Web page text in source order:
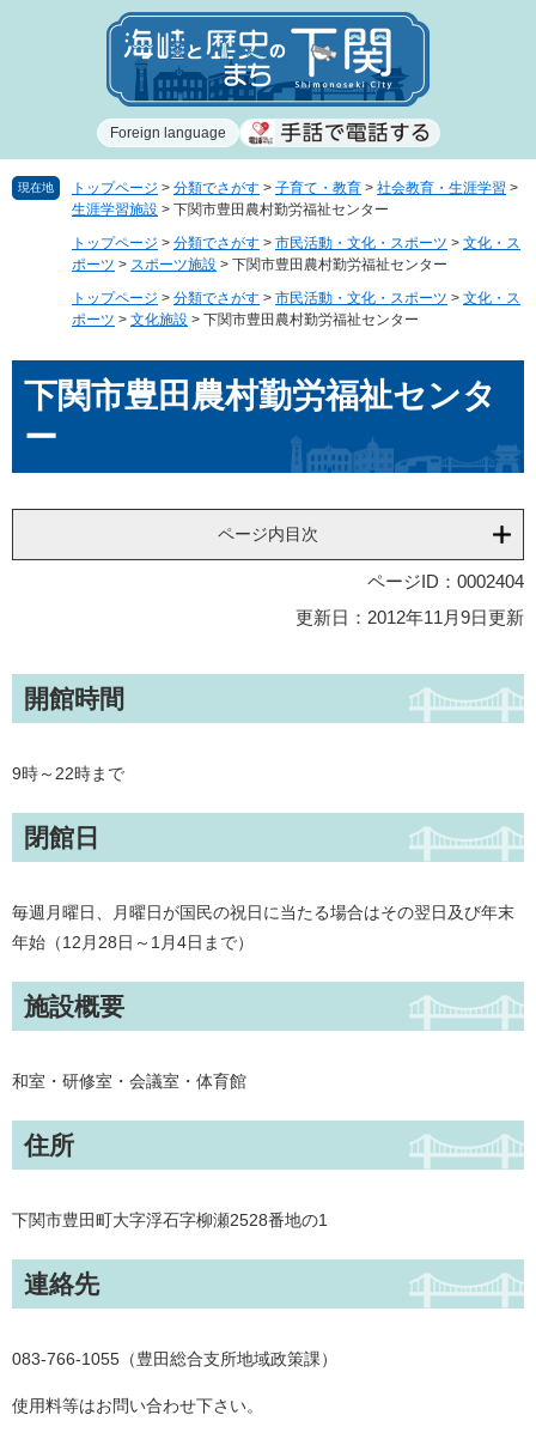
で
ば
Foreign language
現在地 トップページ > 分類でさがす > 子育て・教育 > 社会教育・生涯学習 >
生涯学習施設 > 下関市豊田農村勤労福祉センター
トップページ > 分類でさがす > 市民活動・文化・スポーツ > 文化・ス
ポーツ > スポーツ施設 > 下関市豊田農村勤労福祉センター
トップページ > 分類でさがす > 市民活動・文化・スポーツ > 文化・ス
ポーツ > 文化施設 > 下関市豊田農村勤労福祉センター
下関市豊田農村勤労福祉センタ
ー
ページ内目次
ページID：0002404
更新日：2012年11月9日更新
開館時間
9時～22時まで
閉館日
毎週月曜日、月曜日が国民の祝日に当たる場合はその翌日及び年末
年始（12月28日～1月4日まで）
施設概要
和室・研修室・会議室・体育館
住所
下関市豊田町大字浮石字柳瀬2528番地の1
連絡先
083-766-1055（豊田総合支所地域政策課）
使用料等はお問い合わせ下さい。